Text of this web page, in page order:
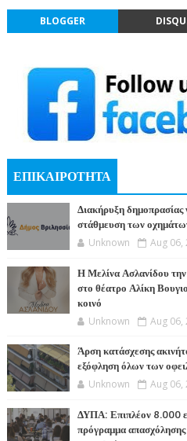
BLOGGER
ΕΠΙΚΑΙΡΟΤΗΤΑ
Διακήρυξη δημοπρασίας
στάθμευση των
Unknown Aug 06,
Η Μελίνα Ασλανίδου
στο θέατρο Αλίκη
κοινό
Unknown Aug 06,
Άρση κατάσχεσης
εξόφληση όλων των
Unknown Aug 06,
ΔΥΠΑ: Επιπλέον 8.000
πρόγραμμα